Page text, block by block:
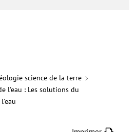
science de la terre
l'eau : Les solutions du